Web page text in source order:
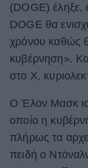
Χωρίς
Women's
Hautes
Γάμος
(DOGE) έληξε,
DOGE θα
χρόνου καθώς
κυβέρνηση».
στο X,
Ο Έλον Μασκ
οποίο η
πλήρως τα
πειδή ο